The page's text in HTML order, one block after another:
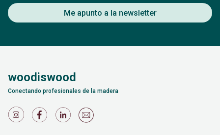
Me apunto a la newsletter
woodiswood
Conectando profesionales de la madera